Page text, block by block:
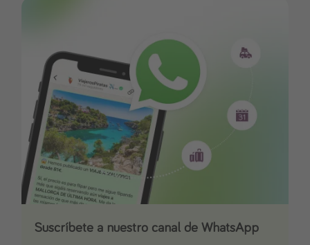
Suscríbete a nuestro canal de WhatsApp
Descarga nuestra app
¡Suscríbete a nuestro canal de Telegram!